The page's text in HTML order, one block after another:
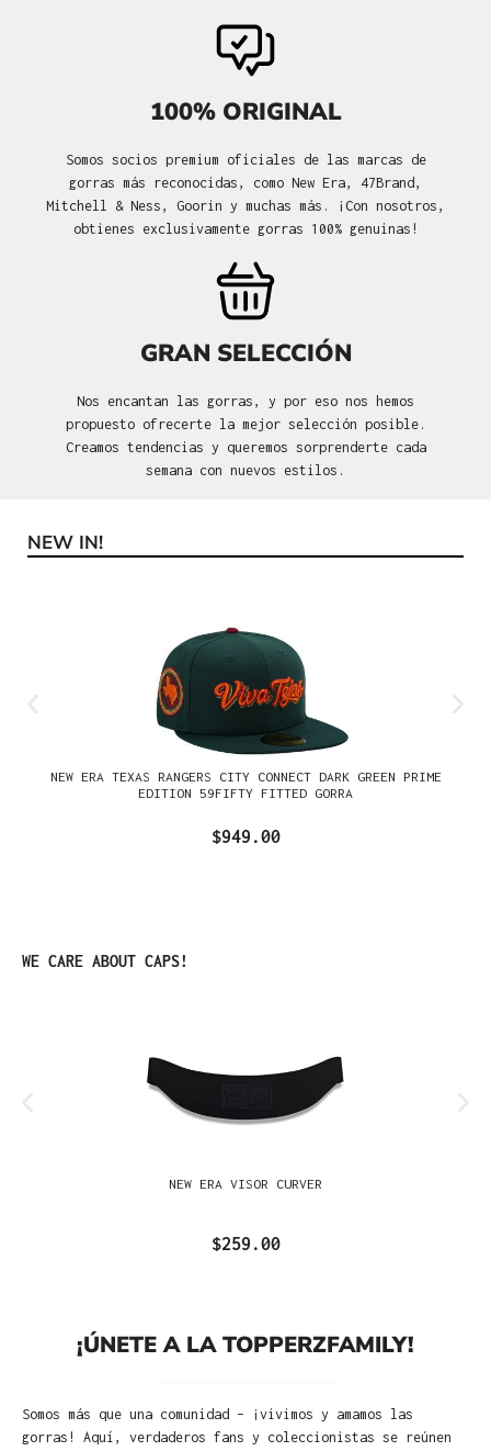
100% ORIGINAL
Somos socios premium oficiales de las marcas de
gorras más reconocidas, como New Era, 47Brand,
Mitchell & Ness, Goorin y muchas más. ¡Con nosotros,
obtienes exclusivamente gorras 100% genuinas!
GRAN SELECCIÓN
Nos encantan las gorras, y por eso nos hemos
propuesto ofrecerte la mejor selección posible.
Creamos tendencias y queremos sorprenderte cada
semana con nuevos estilos.
Omitir la galería de productos
NEW IN!
NEW ERA TEXAS RANGERS CITY CONNECT DARK GREEN PRIME
EDITION 59FIFTY FITTED GORRA
$949.00
Omitir la galería de productos
WE CARE ABOUT CAPS!
NEW ERA VISOR CURVER
$259.00
¡ÚNETE A LA TOPPERZFAMILY!
Somos más que una comunidad – ¡vivimos y amamos las
gorras! Aquí, verdaderos fans y coleccionistas se reúnen